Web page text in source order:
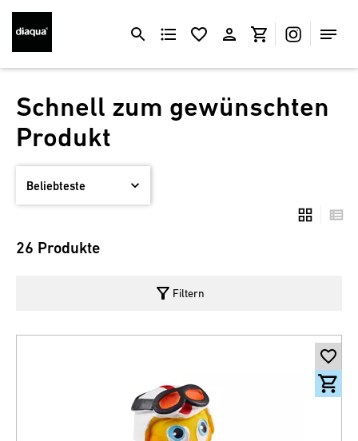
Schnell zum gewünschten
Produkt
26 Produkte
filter_alt Filtern